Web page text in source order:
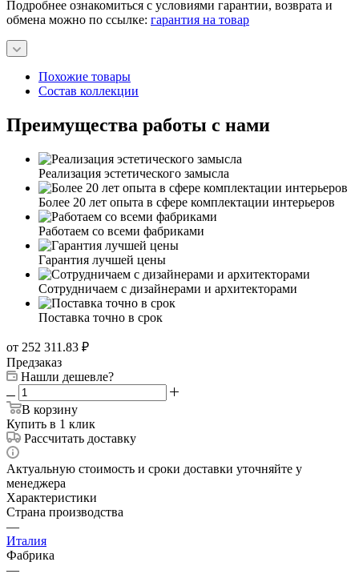
Похожие товары
Преимущества работы с нами
Реализация эстетического замысла
Работаем со всеми фабриками
Гарантия лучшей цены
Сотрудничаем с дизайнерами и архитекторами
Поставка точно в срок
от 252 311.83₽
Предзаказ
Нашли дешевле?
В корзину
Купить в 1 клик
Рассчитать доставку
Актуальную стоимость и сроки доставки уточняйте у
менеджера
Характеристики
Страна производства
—
Италия
Фабрика
—
Camelgroup
Все характеристики
Цена действительна только для интернет-магазина и может
отличаться от цен в розничных магазинах